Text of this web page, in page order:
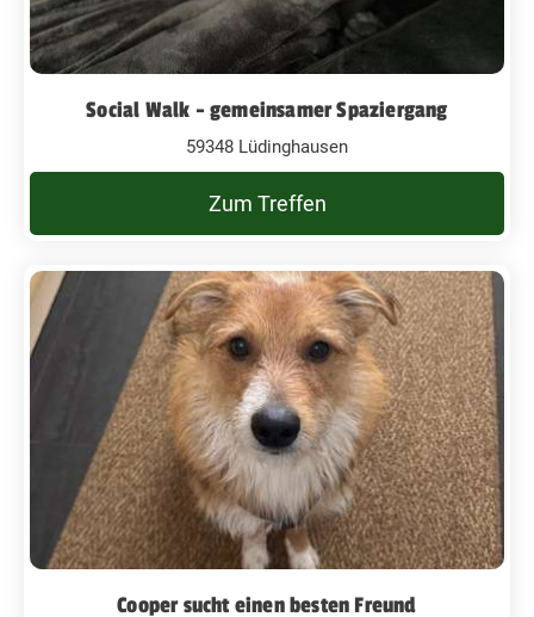
Social Walk - gemeinsamer Spaziergang
59348 Lüdinghausen
Zum Treffen
Cooper sucht einen besten Freund